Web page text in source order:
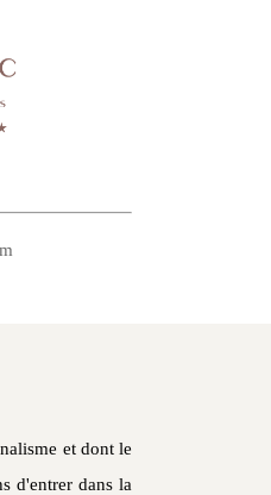
et dont le
d'entrer dans la